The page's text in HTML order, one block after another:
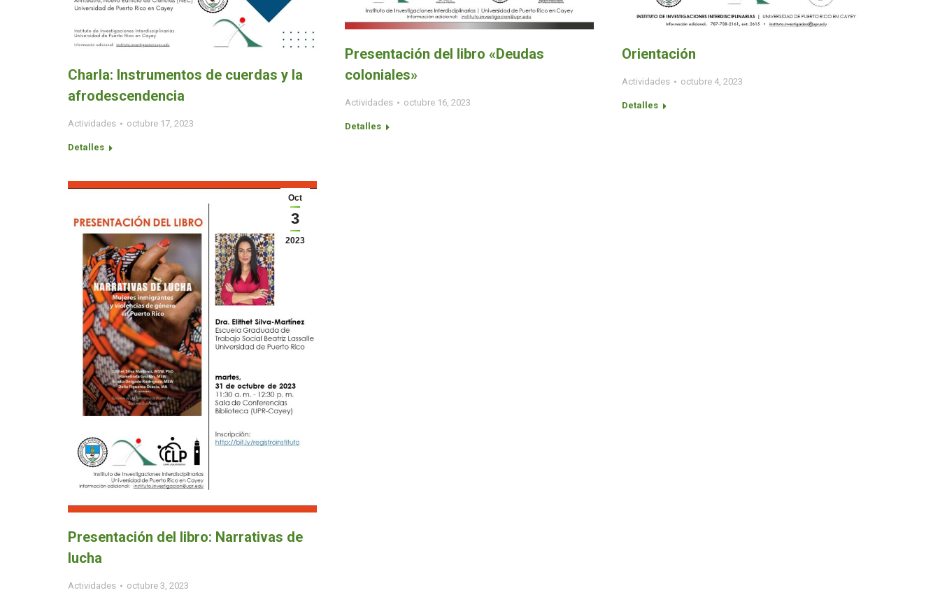
Charla: Instrumentos de cuerdas y la
afrodescendencia
Actividades octubre 17, 2023
Detalles
Presentación del libro «Deudas
coloniales»
Actividades octubre 16, 2023
Detalles
Orientación
Actividades octubre 4, 2023
Detalles
Oct
3
2023
Presentación del libro: Narrativas de
lucha
Actividades octubre 3, 2023